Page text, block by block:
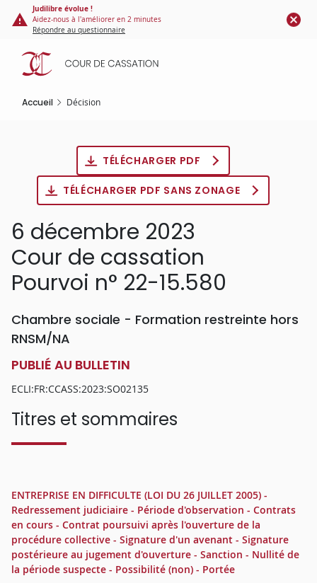
Panneau de gestion des cookies
contenu
principal
Judilibre évolue !
Aidez-nous à l'améliorer en 2 minutes
Répondre au questionnaire
Accueil Décision
TÉLÉCHARGER PDF
TÉLÉCHARGER PDF SANS ZONAGE
6 décembre 2023
Cour de cassation
Pourvoi n° 22-15.580
Chambre sociale - Formation restreinte hors
RNSM/NA
PUBLIÉ AU BULLETIN
ECLI:FR:CCASS:2023:SO02135
Titres et sommaires
ENTREPRISE EN DIFFICULTE (LOI DU 26 JUILLET 2005) -
Redressement judiciaire - Période d'observation - Contrats
en cours - Contrat poursuivi après l'ouverture de la
procédure collective - Signature d'un avenant - Signature
postérieure au jugement d'ouverture - Sanction - Nullité de
la période suspecte - Possibilité (non) - Portée